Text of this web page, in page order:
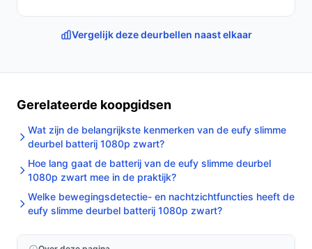
Vergelijk deze deurbellen naast elkaar
Gerelateerde koopgidsen
Wat zijn de belangrijkste kenmerken van de eufy slimme
deurbel batterij 1080p zwart?
Hoe lang gaat de batterij van de eufy slimme deurbel
1080p zwart mee in de praktijk?
Welke bewegingsdetectie- en nachtzichtfuncties heeft de
eufy slimme deurbel batterij 1080p zwart?